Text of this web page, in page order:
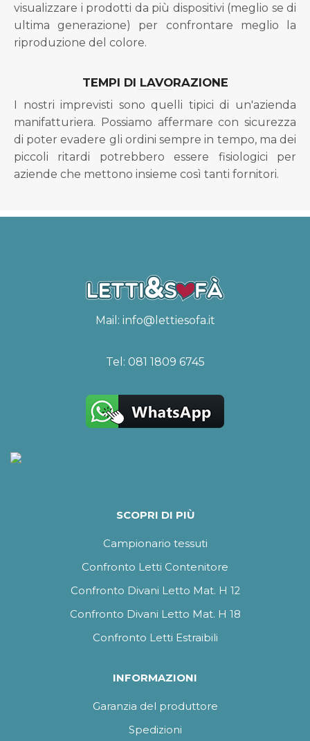
visualizzare i prodotti da più dispositivi (meglio se di
ultima generazione) per confrontare meglio la
riproduzione del colore.
TEMPI DI LAVORAZIONE
I nostri imprevisti sono quelli tipici di un'azienda
manifatturiera. Possiamo affermare con sicurezza
di poter evadere gli ordini sempre in tempo, ma dei
piccoli ritardi potrebbero essere fisiologici per
aziende che mettono insieme così tanti fornitori.
Mail: info@lettiesofa.it
Tel: 081 1809 6745
SCOPRI DI PIÙ
Campionario tessuti
Confronto Letti Contenitore
Confronto Divani Letto Mat. H 12
Confronto Divani Letto Mat. H 18
Confronto Letti Estraibili
INFORMAZIONI
Garanzia del produttore
Spedizioni